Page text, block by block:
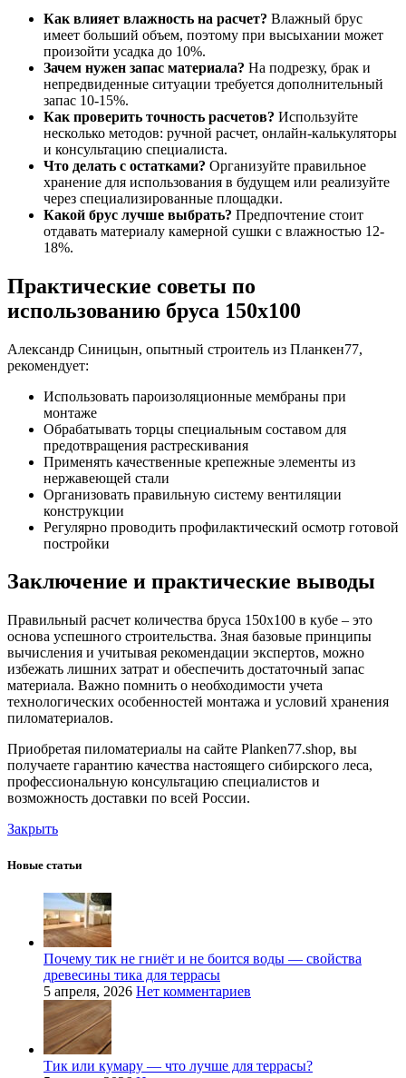
Как влияет влажность на расчет? Влажный брус
имеет больший объем, поэтому при высыхании может
произойти усадка до 10%.
Зачем нужен запас материала? На подрезку, брак и
непредвиденные ситуации требуется дополнительный
запас 10-15%.
Как проверить точность расчетов? Используйте
несколько методов: ручной расчет, онлайн-калькуляторы
и консультацию специалиста.
Что делать с остатками? Организуйте правильное
хранение для использования в будущем или реализуйте
через специализированные площадки.
Какой брус лучше выбрать? Предпочтение стоит
отдавать материалу камерной сушки с влажностью 12-
18%.
Практические советы по
использованию бруса 150х100
Александр Синицын, опытный строитель из Планкен77,
рекомендует:
Использовать пароизоляционные мембраны при
монтаже
Обрабатывать торцы специальным составом для
предотвращения растрескивания
Применять качественные крепежные элементы из
нержавеющей стали
Организовать правильную систему вентиляции
конструкции
Регулярно проводить профилактический осмотр готовой
постройки
Заключение и практические выводы
Правильный расчет количества бруса 150х100 в кубе – это
основа успешного строительства. Зная базовые принципы
вычисления и учитывая рекомендации экспертов, можно
избежать лишних затрат и обеспечить достаточный запас
материала. Важно помнить о необходимости учета
технологических особенностей монтажа и условий хранения
пиломатериалов.
Приобретая пиломатериалы на сайте Planken77.shop, вы
получаете гарантию качества настоящего сибирского леса,
профессиональную консультацию специалистов и
возможность доставки по всей России.
Закрыть
Новые статьи
Почему тик не гниёт и не боится воды — свойства
древесины тика для террасы
5 апреля, 2026 Нет комментариев
Тик или кумару — что лучше для террасы?